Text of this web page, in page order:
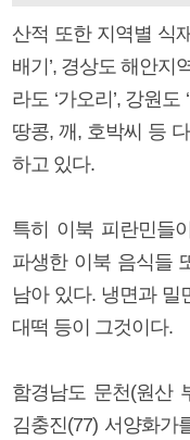
산적 또한 지역별 식
배기’, 경상도 해안지역
라도 ‘가오리’, 강원
땅콩, 깨, 호박씨 등
하고 있다.
특히 이북 피란민들
파생한 이북 음식들
남아 있다. 냉면과 밀
대떡 등이 그것이다.
함경남도 문천(원산
김충진(77) 서양화가